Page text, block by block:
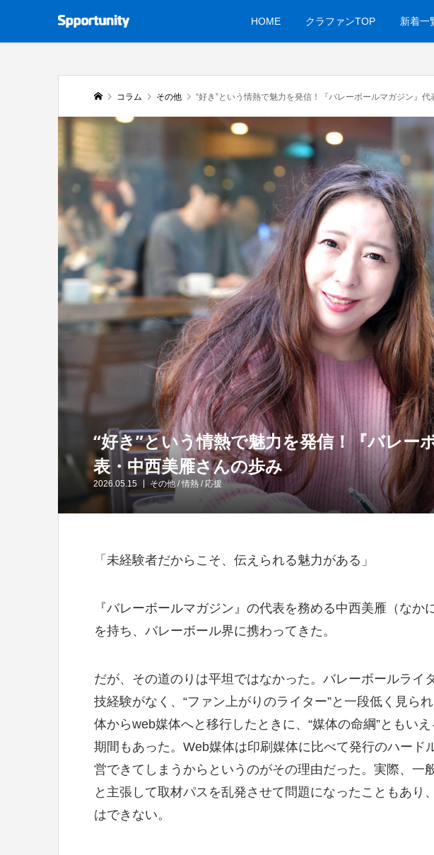
HOME クラファンTOP 新着一
コラム その他 “好き”という情熱で魅力を発信！『バレーボールマガジン』
“好き”という情熱で魅力を発信！『バレー
表・中西美雁さんの歩み
2026.05.15 その他 /情熱 / 応援
「未経験者だからこそ、伝えられる魅力がある」
『バレーボールマガジン』の代表を務める中西美雁（なか
を持ち、バレーボール界に携わってきた。
だが、その道のりは平坦ではなかった。バレーボールライ
技経験がなく、“ファン上がりのライター”と一段低く見ら
体からweb媒体へと移行したときに、“媒体の命綱”ともい
期間もあった。Web媒体は印刷媒体に比べて発行のハード
営できてしまうからというのがその理由だった。実際、一
と主張して取材パスを乱発させて問題になったこともあり
はできない。